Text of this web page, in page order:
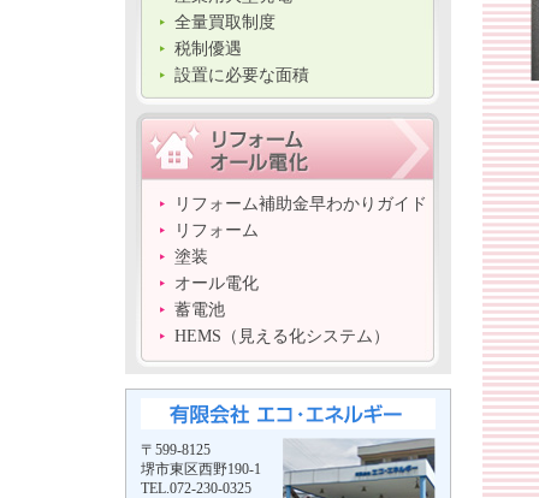
全量買取制度
税制優遇
設置に必要な面積
リフォーム補助金早わかりガイド
リフォーム
塗装
オール電化
蓄電池
HEMS（見える化システム）
〒599-8125
堺市東区西野190-1
TEL.072-230-0325